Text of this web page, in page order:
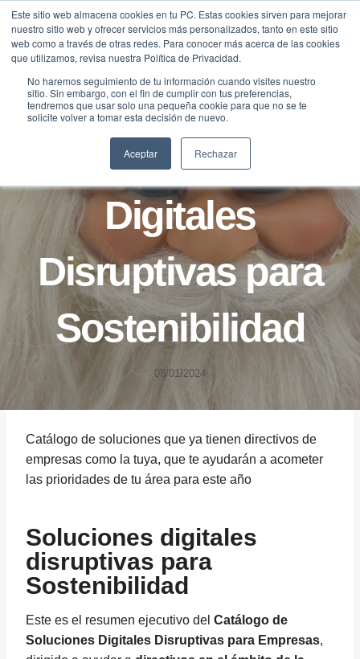
Este sitio web almacena cookies en tu PC. Estas cookies sirven para mejorar
nuestro sitio web y ofrecer servicios más personalizados, tanto en este sitio
web como a través de otras redes. Para conocer más acerca de las cookies
que utilizamos, revisa nuestra Política de Privacidad.
No haremos seguimiento de tu información cuando visites nuestro
sitio. Sin embargo, con el fin de cumplir con tus preferencias,
tendremos que usar solo una pequeña cookie para que no se te
solicite volver a tomar esta decisión de nuevo.
Aceptar Rechazar
Saltar
contenido
B2B BLOG
Soluciones
Digitales
Disruptivas para
Sostenibilidad
08/01/2024
Catálogo de soluciones que ya tienen directivos de
empresas como la tuya, que te ayudarán a acometer
las prioridades de tu área para este año
Soluciones digitales
disruptivas para
Sostenibilidad
Este es el resumen ejecutivo del Catálogo de
Soluciones Digitales Disruptivas para Empresas,
Traducir »